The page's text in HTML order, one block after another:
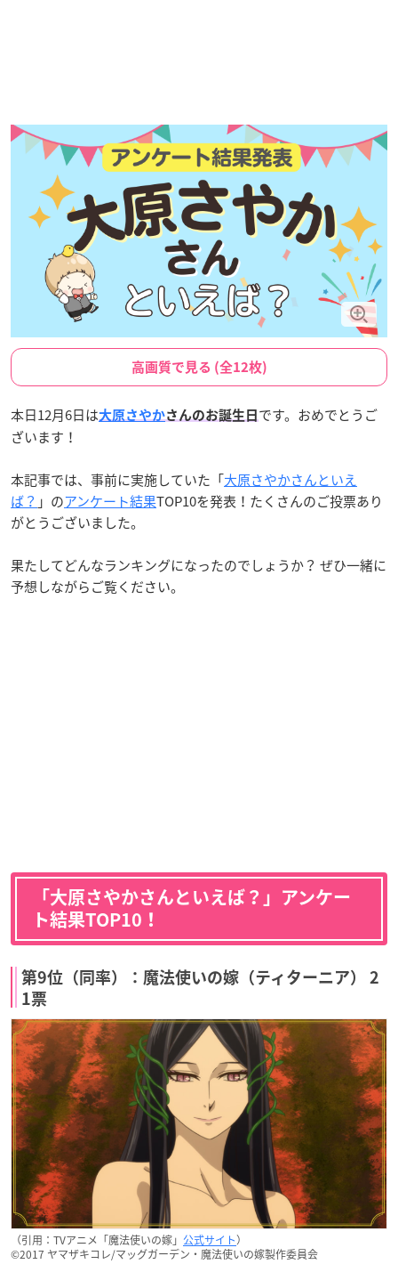
高画質で見る (全12枚)
本日12月6日は大原さやかさんのお誕生日 です。おめでとうご
ざいます！
本記事では、事前に実施していた「大原さやかさんといえ
ば？ 」のアンケート結果TOP10を発表！たくさんのご投票あり
がとうございました。
果たしてどんなランキングになったのでしょうか？ ぜひ一緒に
予想しながらご覧ください。
「大原さやかさんといえば？」アンケー
ト結果TOP10！
第9位（同率）：魔法使いの嫁（ティターニア） 2
1票
（引用：TVアニメ「魔法使いの嫁」 公式サイト）
©︎2017 ヤマザキコレ/マッグガーデン・魔法使いの嫁製作委員会